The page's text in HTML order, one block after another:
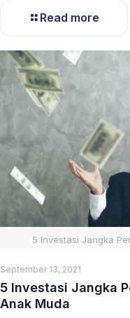
Read more
5 Investasi Jangka
September 13, 2021
5 Investasi Jangka
Anak Muda